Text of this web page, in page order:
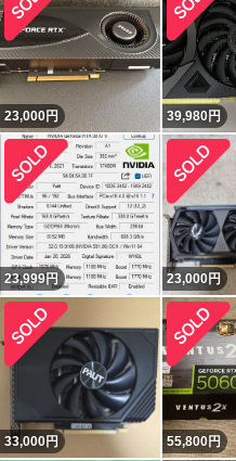
23,000円 39,980円
23,999円 23,000円
33,000円 55,800円